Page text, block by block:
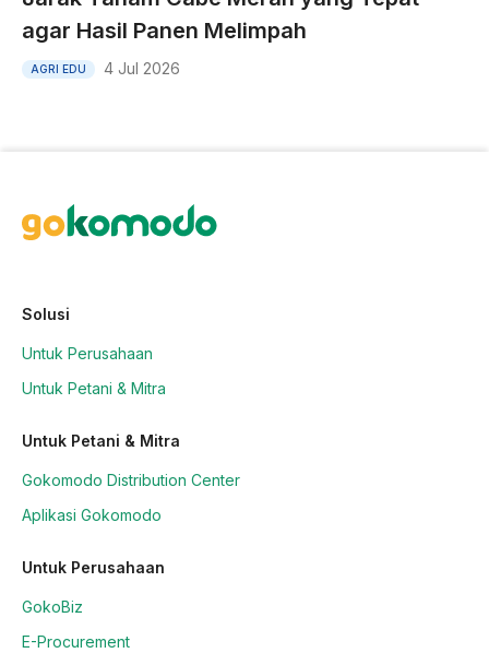
agar Hasil Panen Melimpah
AGRI EDU 4 Jul 2026
Solusi
Untuk Perusahaan
Untuk Petani & Mitra
Untuk Petani & Mitra
Gokomodo Distribution Center
Aplikasi Gokomodo
Untuk Perusahaan
GokoBiz
E-Procurement